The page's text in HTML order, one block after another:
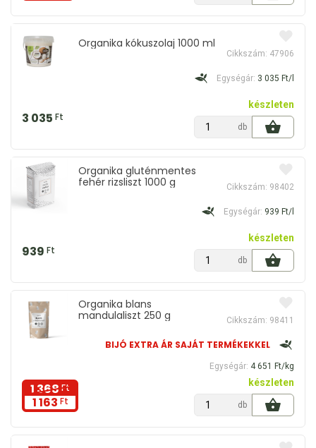
Organika kókuszolaj 1000 ml
Cikkszám: 47906
Egységár: 3 035 Ft/l
3 035 Ft
készleten
db
Organika gluténmentes
fehér rizsliszt 1000 g
Cikkszám: 98402
Egységár: 939 Ft/l
939 Ft
készleten
db
Organika blans
mandulaliszt 250 g
Cikkszám: 98411
BIJÓ EXTRA ÁR SAJÁT TERMÉKEKKEL
Egységár: 4 651 Ft/kg
1 368 Ft
1 163 Ft
készleten
db